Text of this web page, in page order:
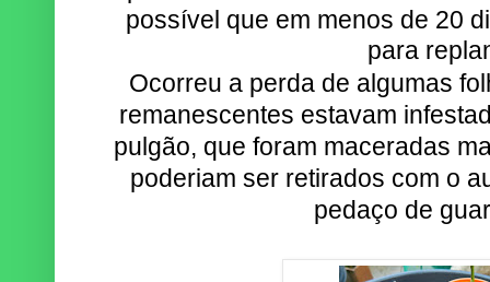
possível que em menos de 20
para
Ocorreu a perda de algumas
remanescentes estavam
pulgão, que foram maceradas
poderiam ser retirados com o
pedaço de